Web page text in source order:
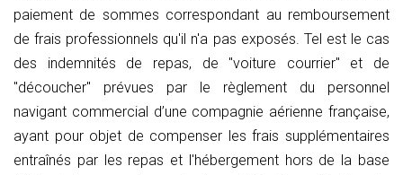
paiement de sommes correspondant au remboursement
de frais professionnels qu'il n'a pas exposés. Tel est le cas
des indemnités de repas, de "voiture courrier" et de
"découcher" prévues par le règlement du personnel
navigant commercial d’une compagnie aérienne française,
ayant pour objet de compenser les frais supplémentaires
entraînés par les repas et l'hébergement hors de la base